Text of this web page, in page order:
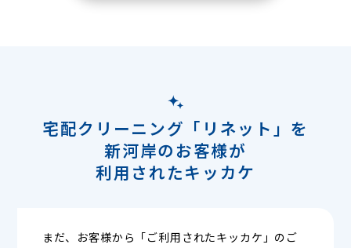
宅配クリーニング「リネット」を
新河岸のお客様が
利用されたキッカケ
まだ、お客様から「ご利用されたキッカケ」のご